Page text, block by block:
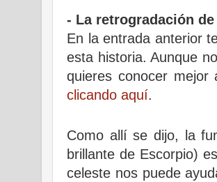
- La retrogradación
En la entrada anterior
esta historia. Aunque
quieres conocer
clicando aquí.
Como allí se dijo, la
brillante de Escorpio)
celeste nos puede